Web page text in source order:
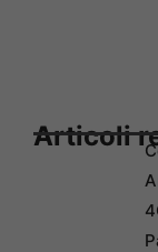
Articoli